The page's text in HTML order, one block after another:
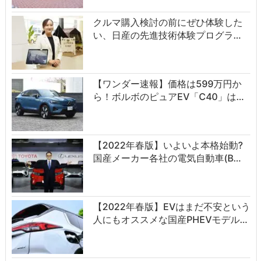
クルマ購入検討の前にぜひ体験した
い、日産の先進技術体験プログラ…
【ワンダー速報】価格は599万円か
ら！ボルボのピュアEV「C40」は…
【2022年春版】いよいよ本格始動?
国産メーカー各社の電気自動車(B…
【2022年春版】EVはまだ不安という
人にもオススメな国産PHEVモデル…